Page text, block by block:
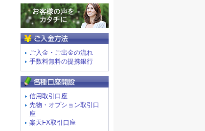
ご入金・ご出金の流れ
手数料無料の提携銀行
信用取引口座
先物・オプション取引口
座
楽天FX取引口座